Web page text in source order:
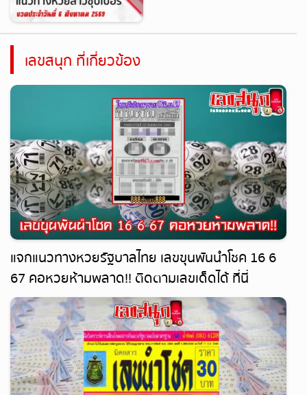
เลขสนุก ที่เกี่ยวข้อง
แจกแนวทางหวยรัฐบาลไทย เลขขุนพันนำโชค 16 6
67 คอหวยห้ามพลาด!! ติดตามเลขเด็ดได้ ที่นี่
leksanook